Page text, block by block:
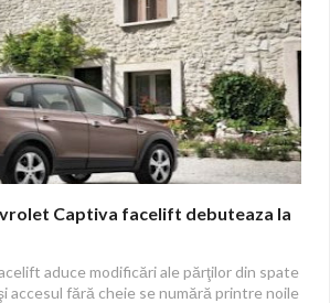
Captiva facelift debuteaza la
aduce modificări ale părţilor din spate
accesul fără cheie se numără printre noile